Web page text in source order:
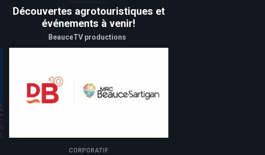
Découvertes agrotouristiques et
événements à venir!
BeauceTV productions
CORPORATIF